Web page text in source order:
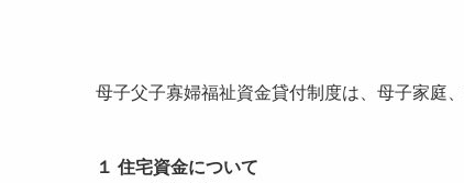
母子父子寡婦福祉資金貸付制度は、母子家庭
１ 住宅資金について